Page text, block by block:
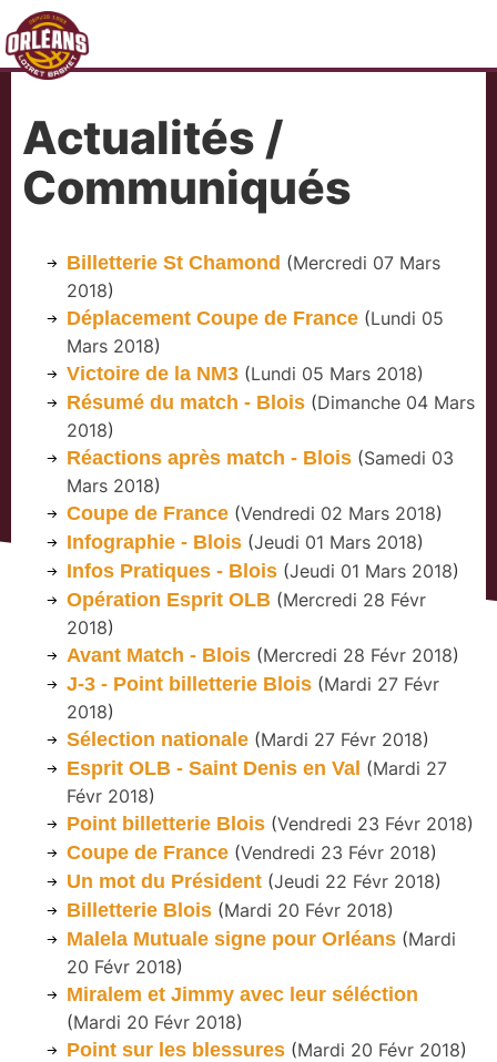
Actualités /
Communiqués
Billetterie St Chamond (Mercredi 07 Mars
2018)
Déplacement Coupe de France (Lundi 05
Mars 2018)
Victoire de la NM3 (Lundi 05 Mars 2018)
Résumé du match - Blois (Dimanche 04 Mars
2018)
Réactions après match - Blois (Samedi 03
Mars 2018)
Coupe de France (Vendredi 02 Mars 2018)
Infographie - Blois (Jeudi 01 Mars 2018)
Infos Pratiques - Blois (Jeudi 01 Mars 2018)
Opération Esprit OLB (Mercredi 28 Févr
2018)
Avant Match - Blois (Mercredi 28 Févr 2018)
J-3 - Point billetterie Blois (Mardi 27 Févr
2018)
Sélection nationale (Mardi 27 Févr 2018)
Esprit OLB - Saint Denis en Val (Mardi 27
Févr 2018)
Point billetterie Blois (Vendredi 23 Févr 2018)
Coupe de France (Vendredi 23 Févr 2018)
Un mot du Président (Jeudi 22 Févr 2018)
Billetterie Blois (Mardi 20 Févr 2018)
Malela Mutuale signe pour Orléans (Mardi
20 Févr 2018)
Miralem et Jimmy avec leur séléction
(Mardi 20 Févr 2018)
Point sur les blessures (Mardi 20 Févr 2018)